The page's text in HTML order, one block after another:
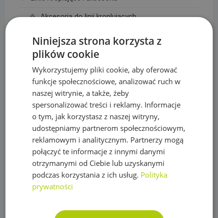
Akcesoria do linii kroplujących
Linie kroplujące
Maty, taśmy ogrodzeniowe i akcesoria
Mikronawadnianie
Narzędzia
Nawozy do trawy
Obrzeża trawnikowe, kraty parkingowe i kotwy
Opryskiwacze
Oświetlenie
Plandeki ochronne
Niniejsza strona korzysta z
plików cookie
Wykorzystujemy pliki cookie, aby oferować
funkcje społecznościowe, analizować ruch w
naszej witrynie, a także, żeby
spersonalizować treści i reklamy. Informacje
o tym, jak korzystasz z naszej witryny,
udostępniamy partnerom społecznościowym,
reklamowym i analitycznym. Partnerzy mogą
połączyć te informacje z innymi danymi
otrzymanymi od Ciebie lub uzyskanymi
podczas korzystania z ich usług. Polityka
prywatności